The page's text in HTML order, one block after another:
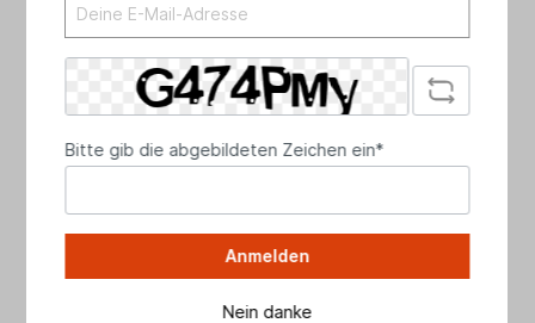
Bitte gib die abgebildeten Zeichen ein*
Anmelden
Nein danke
01525 2738279
E-Mail: